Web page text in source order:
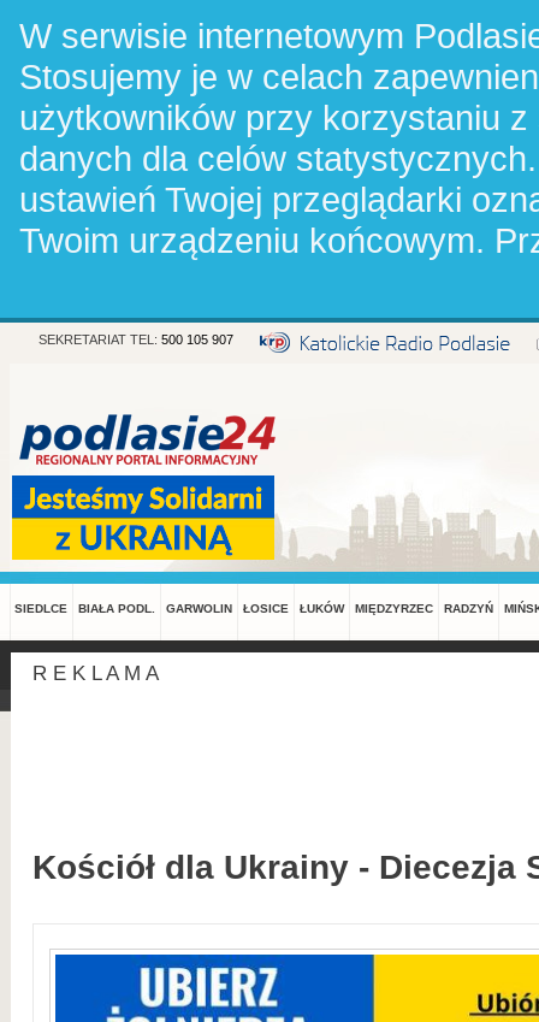
W serwisie internetowym
Stosujemy je w celach
użytkowników przy korzystaniu
danych dla celów
ustawień Twojej przeglądarki
Twoim urządzeniu końcowym.
SEKRETARIAT TEL: 500 105 907
SIEDLCE BIAŁA PODL. GARWOLIN ŁOSICE ŁUKÓW MIĘDZYRZEC RADZYŃ
R E K L A M A
Kościół dla Ukrainy - Diecezja